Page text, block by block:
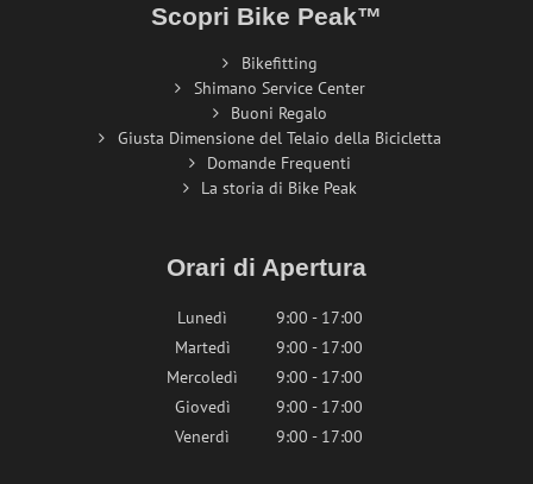
Scopri Bike Peak™
Bikefitting
Shimano Service Center
Buoni Regalo
Giusta Dimensione del Telaio della Bicicletta
Domande Frequenti
La storia di Bike Peak
Orari di Apertura
Lunedì
9:00 - 17:00
Martedì
9:00 - 17:00
Mercoledì
9:00 - 17:00
Giovedì
9:00 - 17:00
Venerdì
9:00 - 17:00